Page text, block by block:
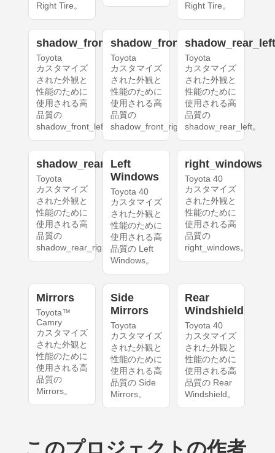
Right Tire。
Right Tire。
shadow_front_left
Toyota
カスタマイズ
された外観と
性能のために
使用される高
品質の
shadow_front_left。
shadow_front_right
Toyota
カスタマイズ
された外観と
性能のために
使用される高
品質の
shadow_front_right。
Toyota
カスタマイズ
された外観と
性能のために
使用される高
品質の
shadow_rear_left。
shadow_rear_right
Toyota
カスタマイズ
された外観と
性能のために
使用される高
品質の
shadow_rear_right。
Left
Windows
Toyota 40
カスタマイズ
された外観と
性能のために
使用される高
品質の Left
Windows。
right_windows
Toyota 40
カスタマイズ
された外観と
性能のために
使用される高
品質の
right_windows。
Mirrors
Toyota™
Camry
カスタマイズ
された外観と
性能のために
使用される高
品質の
Mirrors。
Side
Mirrors
Toyota
カスタマイズ
された外観と
性能のために
使用される高
品質の Side
Mirrors。
Rear
Windshield
Toyota 40
カスタマイズ
された外観と
性能のために
使用される高
品質の Rear
Windshield。